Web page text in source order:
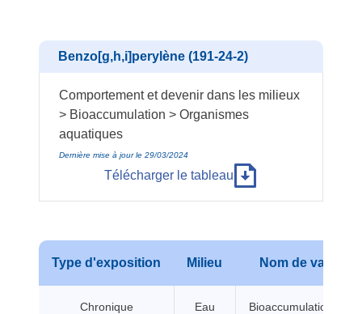
Benzo[g,h,i]perylène (191-24-2)
Comportement et devenir dans les milieux
> Bioaccumulation > Organismes
aquatiques
Dernière mise à jour le 29/03/2024
Télécharger le tableau
Type d'exposition Milieu Nom de valeur
Chronique Eau Bioaccumulation BCF